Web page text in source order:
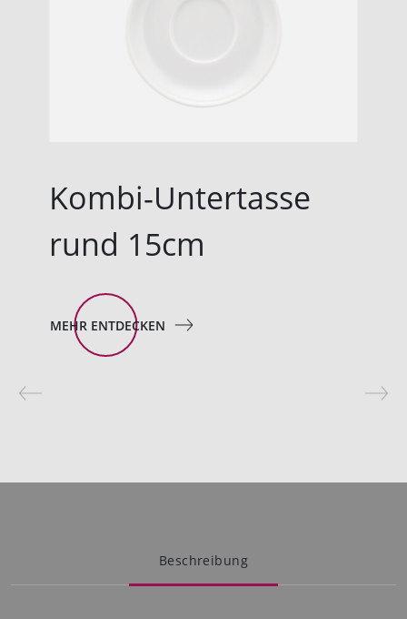
Kombi-Untertasse
rund 15cm
MEHR ENTDECKEN
Beschreibung